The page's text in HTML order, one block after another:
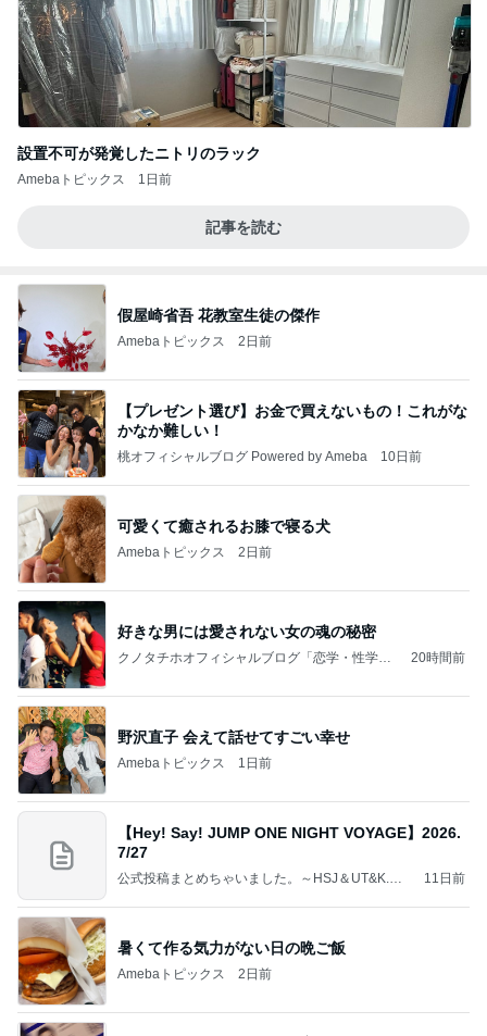
設置不可が発覚したニトリのラック
Amebaトピックス 1日前
記事を読む
假屋崎省吾 花教室生徒の傑作
Amebaトピックス 2日前
【プレゼント選び】お金で買えないもの！これがな
かなか難しい！
桃オフィシャルブログ Powered by Ameba 10日前
可愛くて癒されるお膝で寝る犬
Amebaトピックス 2日前
好きな男には愛されない女の魂の秘密
クノタチホオフィシャルブログ「恋学・性学研
20時間前
野沢直子 会えて話せてすごい幸せ
Amebaトピックス 1日前
【Hey! Say! JUMP ONE NIGHT VOYAGE】2026.
7/27
公式投稿まとめちゃいました。～HSJ＆UT&K.O.
11日前
暑くて作る気力がない日の晩ご飯
Amebaトピックス 2日前